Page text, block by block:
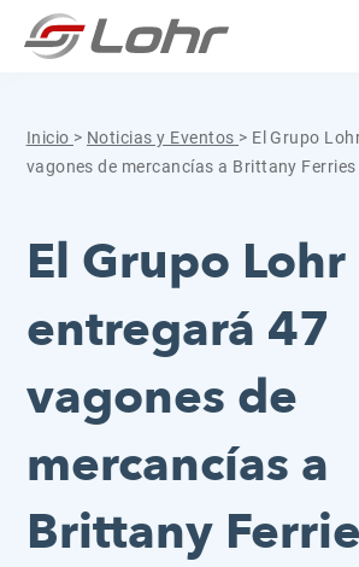
Saltar al contenido
Inicio > Noticias y Eventos > El Grupo
vagones de mercancías a Brittany Ferries
El Grupo Lohr
entregará 47
vagones de
mercancías a
Brittany
Panel de gestión de cookies